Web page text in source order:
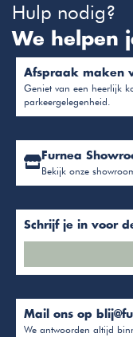
Hulp nodig?
We helpen
Afspraak maken
Geniet van een heerlijk
parkeergelegenheid.
Furnea
Bekijk onze
Schrijf je in voor
Mail ons op
We antwoorden altijd